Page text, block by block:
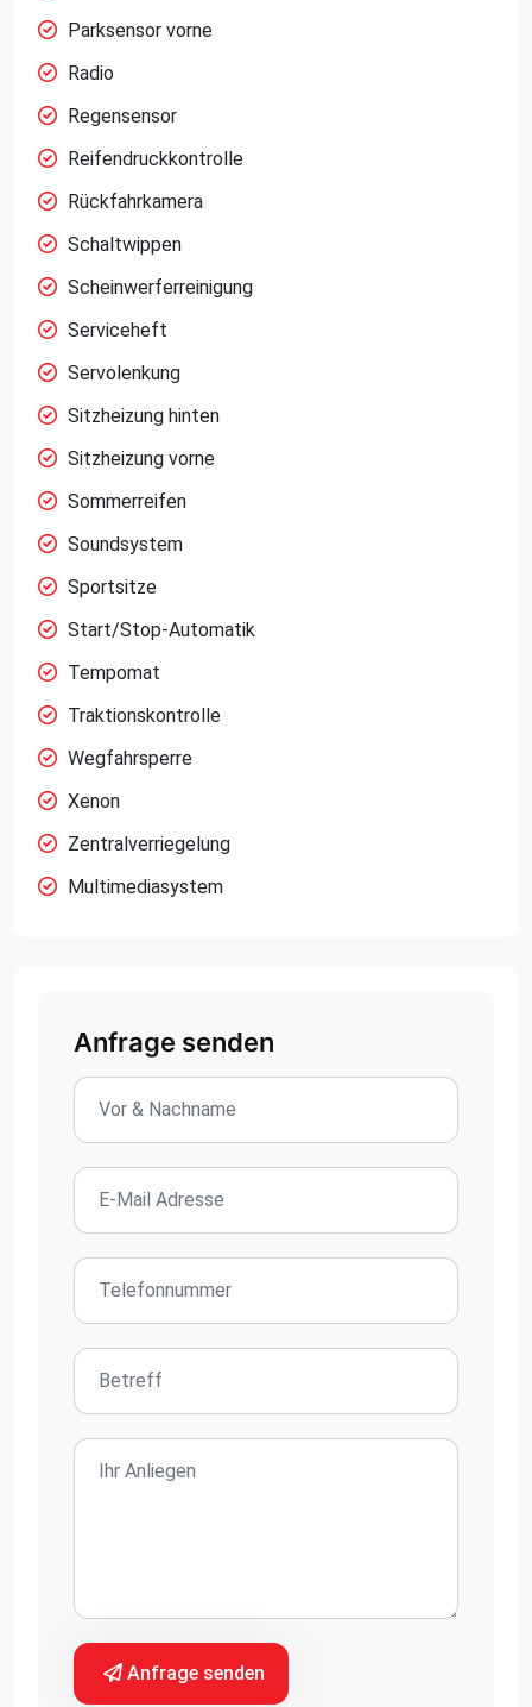
Parksensor vorne
Radio
Regensensor
Reifendruckkontrolle
Rückfahrkamera
Schaltwippen
Scheinwerferreinigung
Serviceheft
Servolenkung
Sitzheizung hinten
Sitzheizung vorne
Sommerreifen
Soundsystem
Sportsitze
Start/Stop-Automatik
Tempomat
Traktionskontrolle
Wegfahrsperre
Xenon
Zentralverriegelung
Multimediasystem
Anfrage senden
Anfrage senden